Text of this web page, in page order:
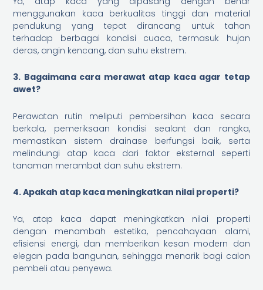
menggunakan kaca berkualitas tinggi dan material
pendukung yang tepat dirancang untuk tahan
terhadap berbagai kondisi cuaca, termasuk hujan
deras, angin kencang, dan suhu ekstrem.
3. Bagaimana cara merawat atap kaca agar tetap
awet?
Perawatan rutin meliputi pembersihan kaca secara
berkala, pemeriksaan kondisi sealant dan rangka,
memastikan sistem drainase berfungsi baik, serta
melindungi atap kaca dari faktor eksternal seperti
tanaman merambat dan suhu ekstrem.
4. Apakah atap kaca meningkatkan nilai properti?
Ya, atap kaca dapat meningkatkan nilai properti
dengan menambah estetika, pencahayaan alami,
efisiensi energi, dan memberikan kesan modern dan
elegan pada bangunan, sehingga menarik bagi calon
pembeli atau penyewa.